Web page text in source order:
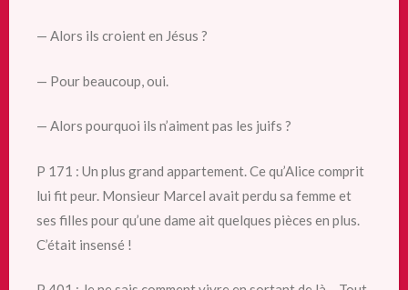
— Alors ils croient en Jésus ?
— Pour beaucoup, oui.
— Alors pourquoi ils n’aiment pas les juifs ?
P 171 : Un plus grand appartement. Ce qu’Alice comprit
lui fit peur. Monsieur Marcel avait perdu sa femme et
ses filles pour qu’une dame ait quelques pièces en plus.
C’était insensé !